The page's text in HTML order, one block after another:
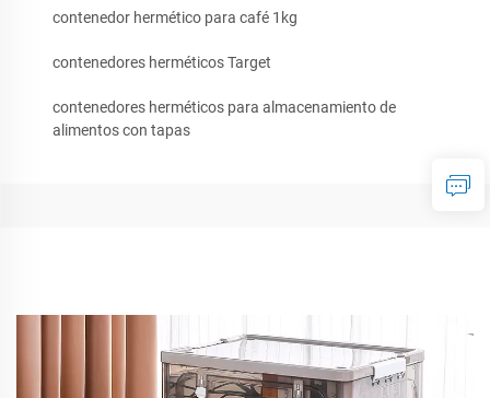
contenedor hermético para café 1kg
contenedores herméticos Target
contenedores herméticos para almacenamiento de
alimentos con tapas